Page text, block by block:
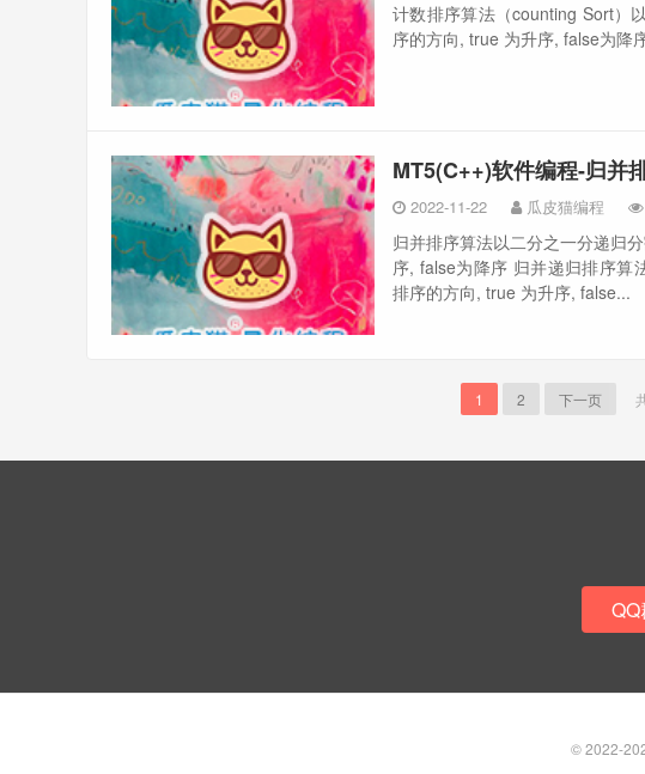
计数排序算法（counting Sort）
序的方向, true 为升序, false为降
MT5(C++)软件编程-归并
2022-11-22 瓜皮猫编程
归并排序算法以二分之一分递归
序, false为降序 归并递归排序算
排序的方向, true 为升序, false...
1 2 下一页
© 2022-